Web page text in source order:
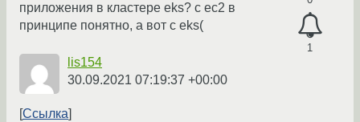
1
приложения в кластере eks? c ec2 в
принципе понятно, а вот с eks(
lis154
30.09.2021 07:19:37 +00:00
Ссылка